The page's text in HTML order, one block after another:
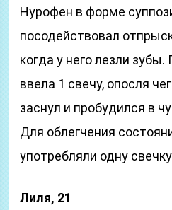
Нурофен в форме
посодействовал
когда у него лезли
ввела 1 свечу, опосля
заснул и пробудился в
Для облегчения
употребляли одну
Лиля, 21